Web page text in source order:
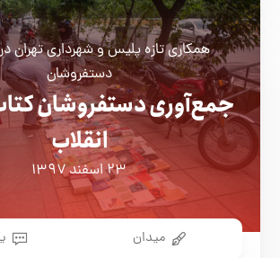
همکاری تازه پلیس و شهرداری تهران در
دستفروشان
جمع‌آوری دستفروشان
انقلاب
۲۳ اسفند ۱۳۹۷
میدان